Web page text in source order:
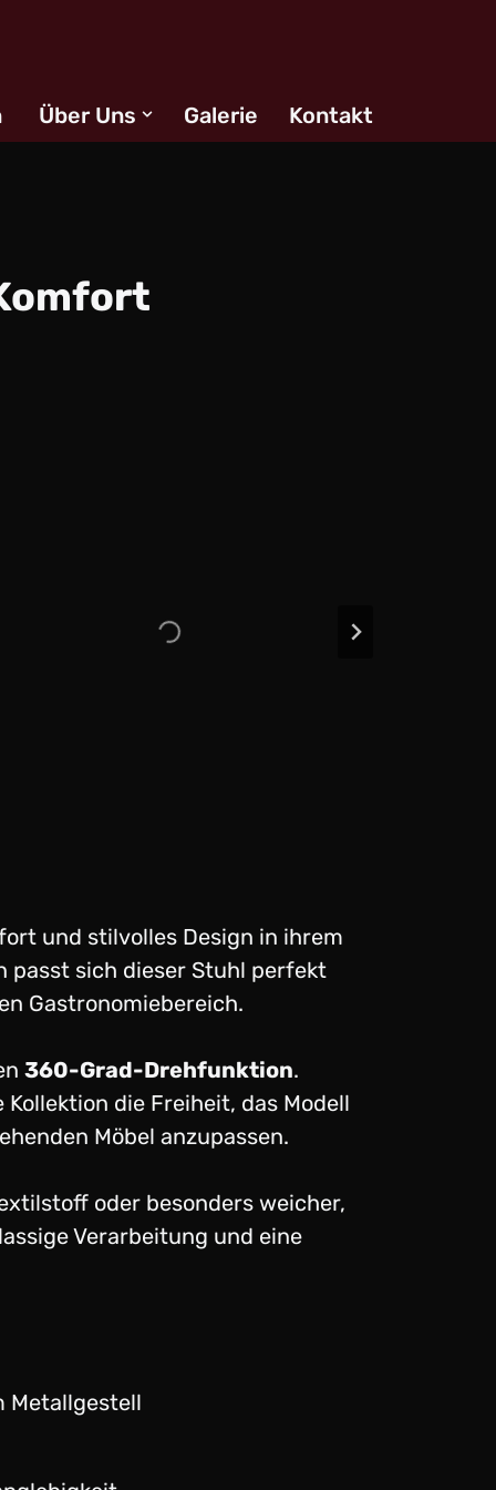
Über Uns Galerie Kontakt
und stilvolles Design in ihrem
passt sich dieser Stuhl perfekt
Gastronomiebereich.
360-Grad-Drehfunktion.
die Freiheit, das Modell
Möbel anzupassen.
oder besonders weicher,
Verarbeitung und eine
Metallgestell